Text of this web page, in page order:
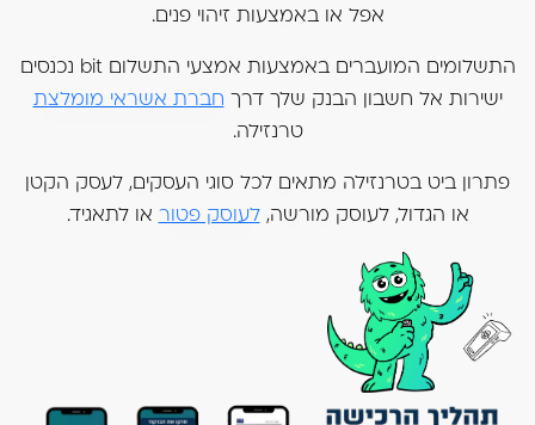
אפל או באמצעות זיהוי פנים.
התשלומים המועברים באמצעות אמצעי התשלום bit נכנסים
ישירות אל חשבון הבנק שלך דרך חברת אשראי מומלצת
טרנזילה.
פתרון ביט בטרנזילה מתאים לכל סוגי העסקים, לעסק הקטן
או הגדול, לעוסק מורשה,לעוסק פטור או לתאגיד.